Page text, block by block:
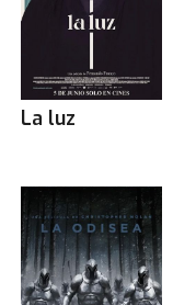
La luz